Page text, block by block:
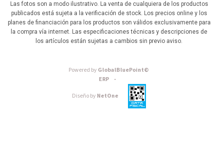
Las fotos son a modo ilustrativo. La venta de cualquiera de los productos
publicados está sujeta a la verificación de stock. Los precios online y los
planes de financiación para los productos son válidos exclusivamente para
la compra vía internet. Las especificaciones técnicas y descripciones de
los artículos están sujetas a cambios sin previo aviso.
Powered byGlobalBluePoint©
ERP -
Diseño byNetOne